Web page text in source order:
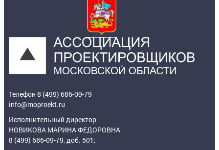
Телефон 8 (499) 686-09-79
info@moproekt.ru
Исполнительный директор
НОВИКОВА МАРИНА ФЕДОРОВНА
8 (499) 686-09-79, доб. 501;